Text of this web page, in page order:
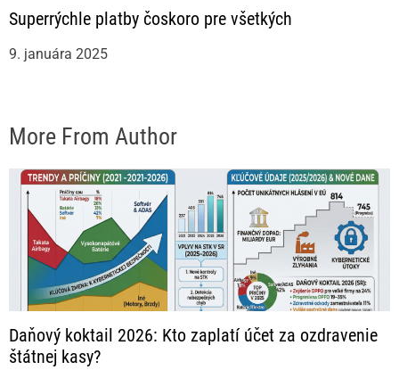
Superrýchle platby čoskoro pre všetkých
9. januára 2025
More From Author
Daňový koktail 2026: Kto zaplatí účet za ozdravenie
štátnej kasy?